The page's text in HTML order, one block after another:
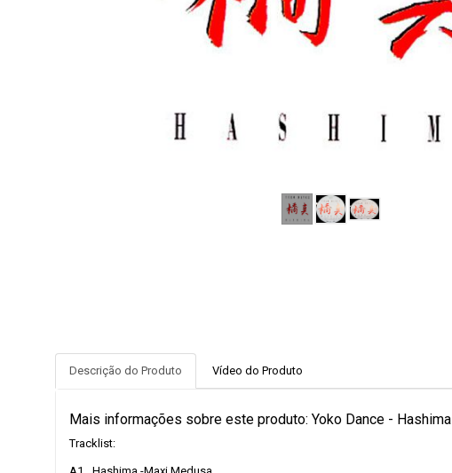
Descrição do Produto Vídeo do Produto
Mais informações sobre este produto: Yoko Dance - Hashima
Tracklist: